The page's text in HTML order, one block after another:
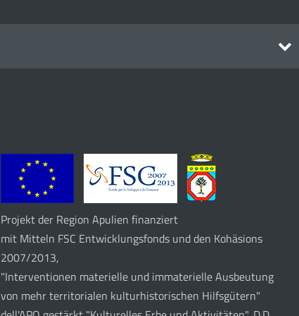
Projekt der Region Apulien finanziert
mit Mitteln FSC Entwicklungsfonds und den Kohäsions
2007/2013,
"Interventionen materielle und immaterielle Ausbeutung
von mehr territorialen kulturhistorischen Hilfsgütern"